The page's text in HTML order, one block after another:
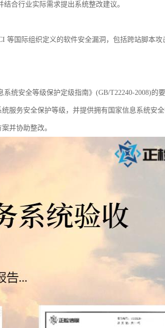
合行业实际需求提出系统整改建议。
等国际组织定义的软件安全漏洞，包括跨站脚本攻
统安全等级保护定级指南》(GB/T22240-2008)的
服务安全保护等级，并提供拥有国家信息系统安
并协助整改。